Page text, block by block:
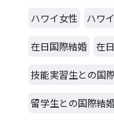
ハワイ女性 ハワ
在日国際結婚 在
技能実習生との国
留学生との国際結